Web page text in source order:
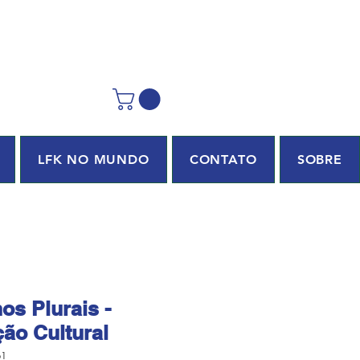
LFK NO MUNDO CONTATO SOBRE
Plurais -
Cultural